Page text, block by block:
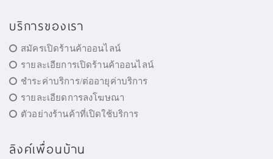
บริการของเรา
สมัครเปิดร้านค้าออนไลน์
รายละเอียการเปิดร้านค้าออนไลน์
ชำระค่าบริการ/ต่ออายุค่าบริการ
รายละเอียดการลงโฆษณา
ตัวอย่างร้านค้าที่เปิดใช้บริการ
ลิงค์เพื่อนบ้าน